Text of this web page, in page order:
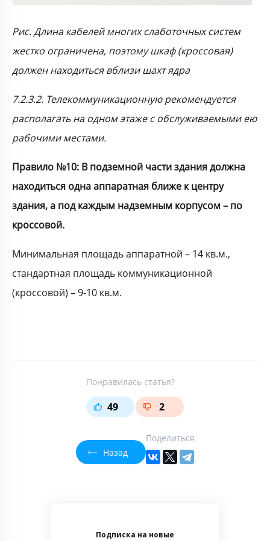
Рис. Длина кабелей многих слаботочных систем
жестко ограничена, поэтому шкаф (кроссовая)
должен находиться вблизи шахт ядра
7.2.3.2. Телекоммуникационную рекомендуется
располагать на одном этаже с обслуживаемыми ею
рабочими местами.
Правило №10: В подземной части здания должна
находиться одна аппаратная ближе к центру
здания, а под каждым надземным корпусом – по
кроссовой.
Минимальная площадь аппаратной – 14 кв.м.,
стандартная площадь коммуникационной
(кроссовой) – 9-10 кв.м.
Назад
Понравилась статья?
49 2
Поделиться
Подписка на новые